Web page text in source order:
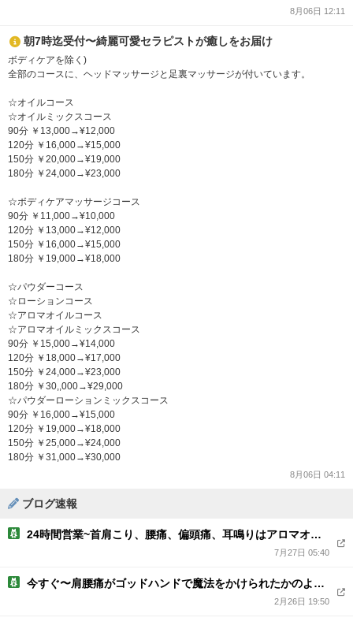
8月06日 12:11
朝7時迄受付〜綺麗可愛セラピストが癒しをお届け
ボディケアを除く)
全部のコースに、ヘッドマッサージと足裏マッサージが付いています。
☆オイルコース
☆オイルミックスコース
90分 ￥13,000→¥12,000
120分 ￥16,000→¥15,000
150分 ￥20,000→¥19,000
180分 ￥24,000→¥23,000
☆ボディケアマッサージコース
90分 ￥11,000→¥10,000
120分 ￥13,000→¥12,000
150分 ￥16,000→¥15,000
180分 ￥19,000→¥18,000
☆パウダーコース
☆ローションコース
☆アロマオイルコース
☆アロマオイルミックスコース
90分 ￥15,000→¥14,000
120分 ￥18,000→¥17,000
150分 ￥24,000→¥23,000
180分 ￥30,,000→¥29,000
☆パウダーローションミックスコース
90分 ￥16,000→¥15,000
120分 ￥19,000→¥18,000
150分 ￥25,000→¥24,000
180分 ￥31,000→¥30,000
8月06日 04:11
ブログ速報
24時間営業~首肩こり、腰痛、偏頭痛、耳鳴りはアロマオイルのマッサージで痛み緩和
7月27日 05:40
今すぐ〜肩腰痛がゴッドハンドで魔法をかけられたかのような心地よさ 国家資格有り
2月26日 19:50